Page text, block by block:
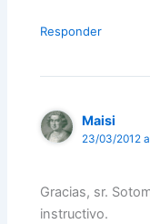
Responder
Maisi
23/03/2012
Gracias, sr.
instructivo.